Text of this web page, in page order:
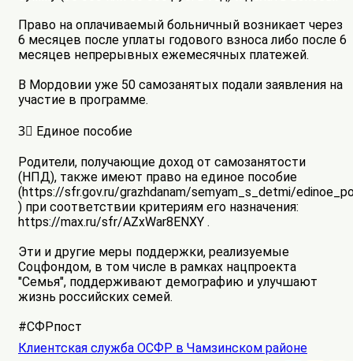
Право на оплачиваемый больничный возникает через
6 месяцев после уплаты годового взноса либо после 6
месяцев непрерывных ежемесячных платежей.
В Мордовии уже 50 самозанятых подали заявления на
участие в программе.
3⃣ Единое пособие
Родители, получающие доход от самозанятости
(НПД), также имеют право на единое пособие
(https://sfr.gov.ru/grazhdanam/semyam_s_detmi/
) при соответствии критериям его назначения:
https://max.ru/sfr/AZxWar8ENXY .
Эти и другие меры поддержки, реализуемые
Соцфондом, в том числе в рамках нацпроекта
"Семья", поддерживают демографию и улучшают
жизнь российских семей.
#СФРпост
Клиентская служба ОСФР в Чамзинском районе